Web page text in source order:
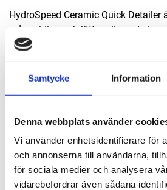
Samtycke Information
Denna webbplats använder
Vi använder enhetsidentifierare för
och annonserna till användarna,
för sociala medier och analysera
vidarebefordrar även sådana
HydroSpeed Ceramic Quick Detailer
mångsidiga och lättapplicerade
som använder speciella hydrofoba
nanopartiklar av SiO2. HydroSpeed
glans, hållbart allväderskydd och
EAN-kod: 0842850106514
335,20 kr